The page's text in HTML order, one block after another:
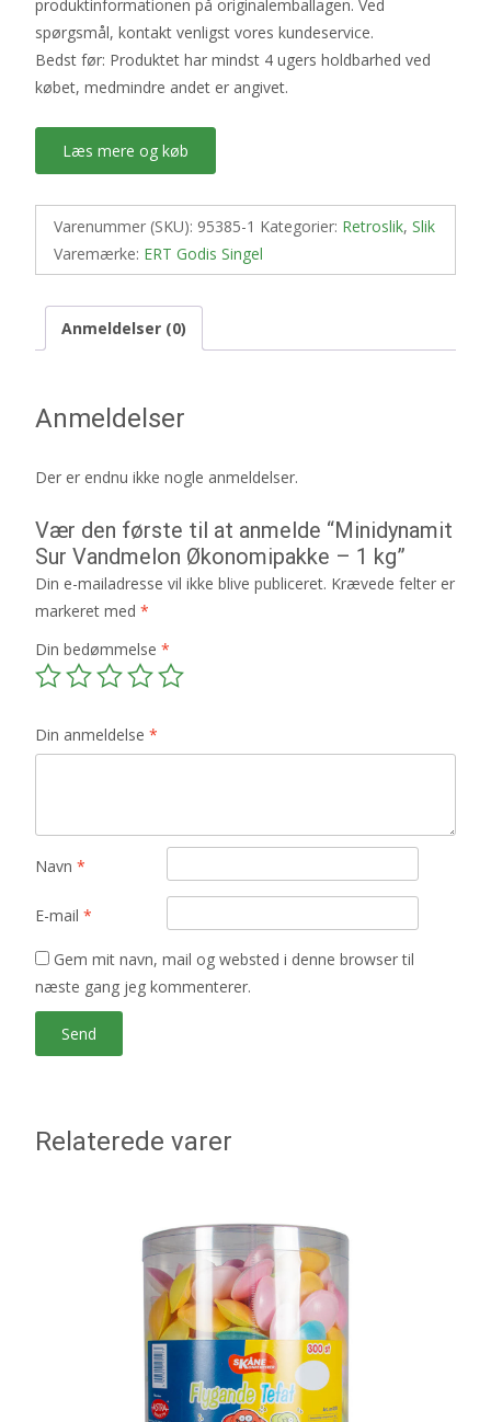
produktinformationen på originalemballagen. Ved
spørgsmål, kontakt venligst vores kundeservice.
Bedst før: Produktet har mindst 4 ugers holdbarhed ved
købet, medmindre andet er angivet.
Læs mere og køb
Varenummer (SKU): 95385-1 Kategorier: Retroslik, Slik
Varemærke: ERT Godis Singel
Anmeldelser (0)
Anmeldelser
Der er endnu ikke nogle anmeldelser.
Vær den første til at anmelde “Minidynamit
Sur Vandmelon Økonomipakke – 1 kg”
Din e-mailadresse vil ikke blive publiceret. Krævede felter er
markeret med *
Din bedømmelse *
Din anmeldelse *
Navn *
E-mail *
Gem mit navn, mail og websted i denne browser til
næste gang jeg kommenterer.
Relaterede varer